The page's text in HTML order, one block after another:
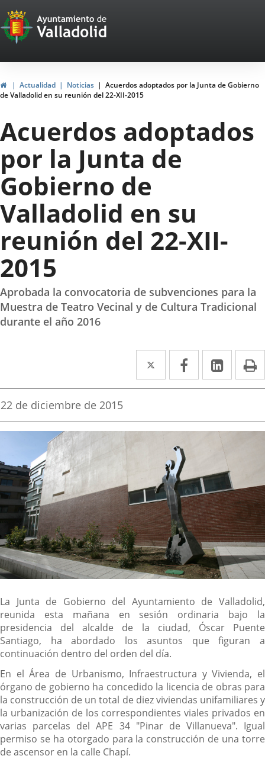
Portal
Web
del
Ayuntamiento
de
Valladolid
InicioActualidad Noticias
Acuerdos adoptados por la Junta de Gobierno
de Valladolid en su reunión del 22-XII-2015
Acuerdos adoptados
por la Junta de
Gobierno de
Valladolid en su
reunión del 22-XII-
2015
Aprobada la convocatoria de subvenciones para la
Muestra de Teatro Vecinal y de Cultura Tradicional
durante el año 2016
Twitter
Enlace
a
aplicación
externa.
Facebook
Enlace
a
aplicación
externa.
Enlace
a
Fecha
la
22 de diciembre de 2015
Descripción
La Junta de Gobierno del Ayuntamiento de Valladolid,
reunida esta mañana en sesión ordinaria bajo la
presidencia del alcalde de la ciudad, Óscar Puente
Santiago, ha abordado los asuntos que figuran a
continuación dentro del orden del día.
En el Área de Urbanismo, Infraestructura y Vivienda, el
órgano de gobierno ha concedido la licencia de obras para
la construcción de un total de diez viviendas unifamiliares y
la urbanización de los correspondientes viales privados en
varias parcelas del APE 34 "Pinar de Villanueva". Igual
permiso se ha otorgado para la construcción de una torre
de ascensor en la calle Chapí.